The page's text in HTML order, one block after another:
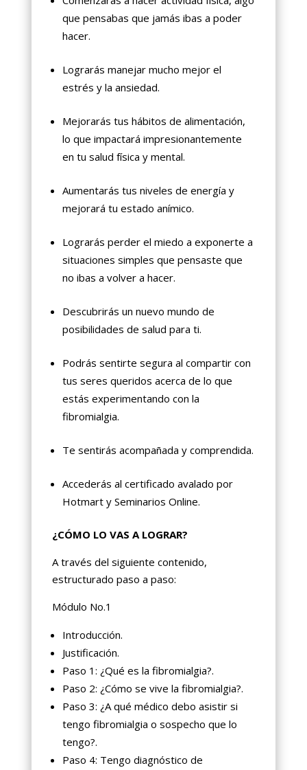
que pensabas que jamás ibas a poder
hacer.
Lograrás manejar mucho mejor el
estrés y la ansiedad.
Mejorarás tus hábitos de alimentación,
lo que impactará impresionantemente
en tu salud física y mental.
Aumentarás tus niveles de energía y
mejorará tu estado anímico.
Lograrás perder el miedo a exponerte a
situaciones simples que pensaste que
no ibas a volver a hacer.
Descubrirás un nuevo mundo de
posibilidades de salud para ti.
Podrás sentirte segura al compartir con
tus seres queridos acerca de lo que
estás experimentando con la
fibromialgia.
Te sentirás acompañada y comprendida.
Accederás al certificado avalado por
Hotmart y Seminarios Online.
¿CÓMO LO VAS A LOGRAR?
A través del siguiente contenido,
estructurado paso a paso:
Módulo No.1
Introducción.
Justificación.
Paso 1: ¿Qué es la fibromialgia?.
Paso 2: ¿Cómo se vive la fibromialgia?.
Paso 3: ¿A qué médico debo asistir si
tengo fibromialgia o sospecho que lo
tengo?.
Paso 4: Tengo diagnóstico de